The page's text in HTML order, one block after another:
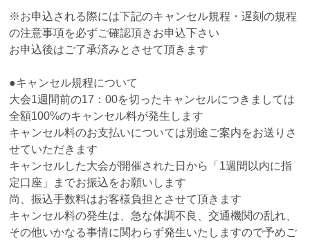
※お申込される際には下記のキャンセル規程・遅刻の規程
の注意事項を必ずご確認頂きお申込下さい
お申込後はご了承済みとさせて頂きます
●キャンセル規程について
大会1週間前の17：00を切ったキャンセルにつきましては
全額100%のキャンセル料が発生します
キャンセル料のお支払いについては別途ご案内をお送りさ
せていただきます
キャンセルした大会が開催された日から「1週間以内に指
定口座」までお振込をお願いします
尚、振込手数料はお客様負担とさせて頂きます
キャンセル料の発生は、急な体調不良、交通機関の乱れ、
その他いかなる事情に関わらず発生いたしますので予めご